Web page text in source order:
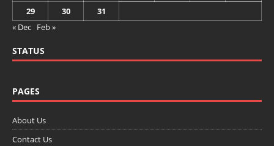
29
30
31
« Dec Feb »
STATUS
PAGES
About Us
Contact Us